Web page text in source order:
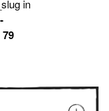
in
79